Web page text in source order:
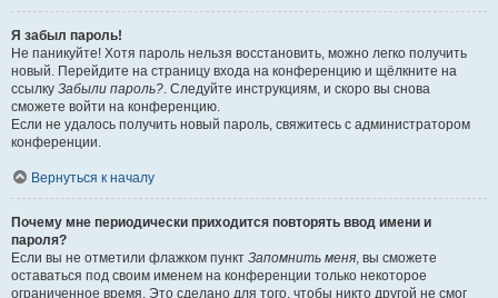
Я забыл пароль!
Не паникуйте! Хотя пароль нельзя восстановить, можно легко получить
новый. Перейдите на страницу входа на конференцию и щёлкните на
ссылку Забыли пароль?. Следуйте инструкциям, и скоро вы снова
сможете войти на конференцию.
Если не удалось получить новый пароль, свяжитесь с администратором
конференции.
Вернуться к началу
Почему мне периодически приходится повторять ввод имени и
пароля?
Если вы не отметили флажком пункт Запомнить меня, вы сможете
оставаться под своим именем на конференции только некоторое
ограниченное время. Это сделано для того, чтобы никто другой не смог